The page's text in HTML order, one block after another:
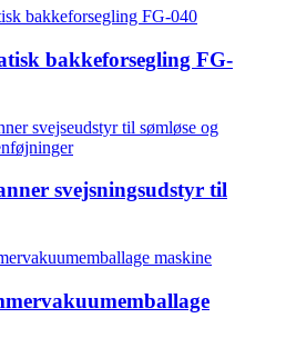
bakkeforsegling FG-
svejsningsudstyr til